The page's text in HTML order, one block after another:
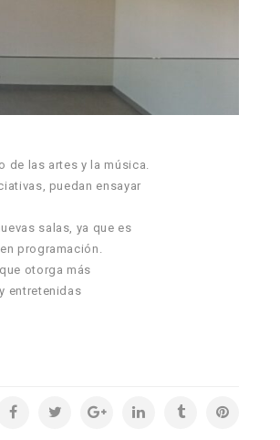
de las artes y la música.
puedan ensayar
salas, ya que es
programación.
otorga más
entretenidas